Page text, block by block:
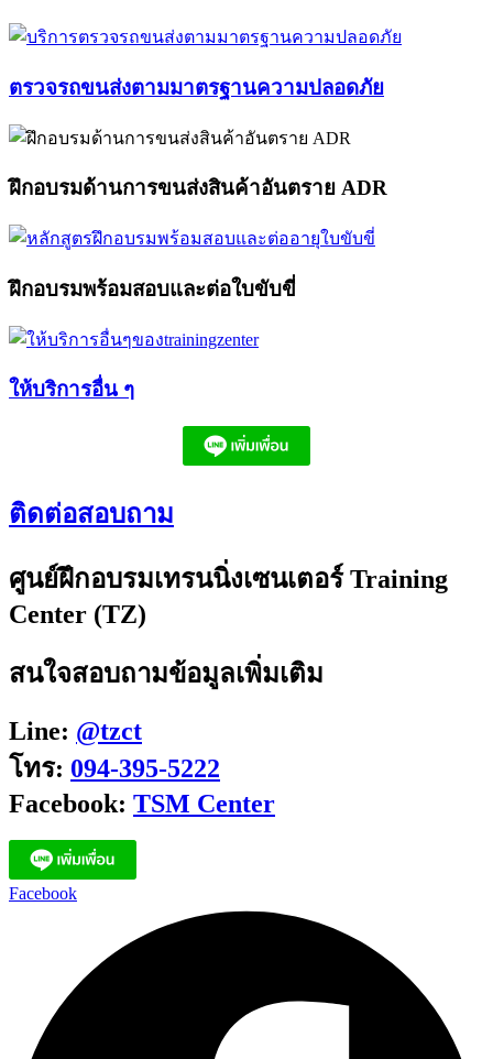
ตรวจรถขนส่งตามมาตรฐานความปลอดภัย​
ฝึกอบรมด้านการขนส่งสินค้าอันตราย ADR​
ฝึกอบรมพร้อมสอบและต่อใบขับขี่​
ให้บริการอื่น ๆ​
ติดต่อสอบถาม
ศูนย์ฝึกอบรมเทรนนิ่งเซนเตอร์ Training
Center (TZ)
สนใจสอบถามข้อมูลเพิ่มเติม
Line: @tzct
โทร: 094-395-5222
Facebook: TSM Center
Facebook